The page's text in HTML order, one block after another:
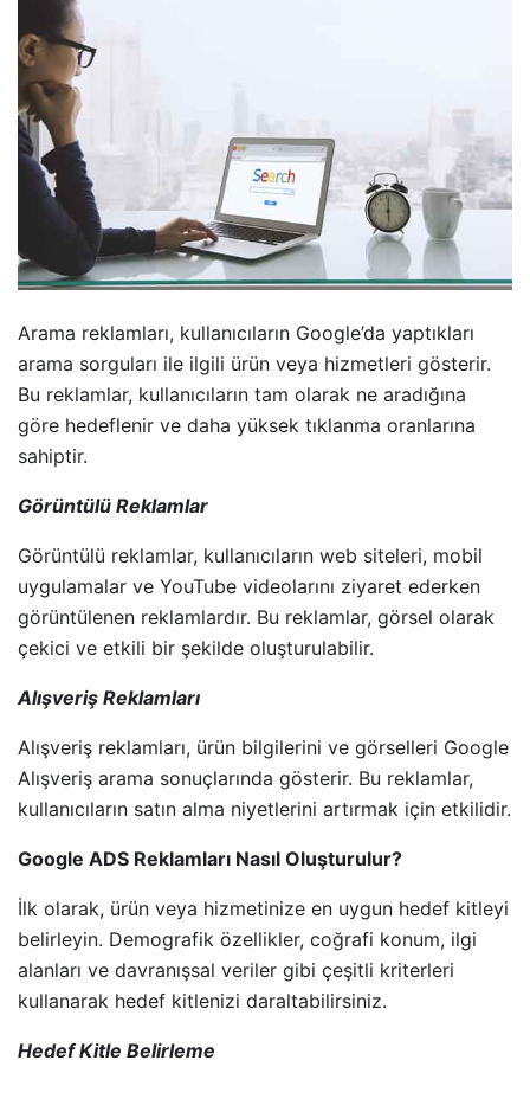
Arama reklamları, kullanıcıların Google’da yaptıkları
arama sorguları ile ilgili ürün veya hizmetleri gösterir.
Bu reklamlar, kullanıcıların tam olarak ne aradığına
göre hedeflenir ve daha yüksek tıklanma oranlarına
sahiptir.
Görüntülü Reklamlar
Görüntülü reklamlar, kullanıcıların web siteleri, mobil
uygulamalar ve YouTube videolarını ziyaret ederken
görüntülenen reklamlardır. Bu reklamlar, görsel olarak
çekici ve etkili bir şekilde oluşturulabilir.
Alışveriş Reklamları
Alışveriş reklamları, ürün bilgilerini ve görselleri Google
Alışveriş arama sonuçlarında gösterir. Bu reklamlar,
kullanıcıların satın alma niyetlerini artırmak için etkilidir.
Google ADS Reklamları Nasıl Oluşturulur?
İlk olarak, ürün veya hizmetinize en uygun hedef kitleyi
belirleyin. Demografik özellikler, coğrafi konum, ilgi
alanları ve davranışsal veriler gibi çeşitli kriterleri
kullanarak hedef kitlenizi daraltabilirsiniz.
Hedef Kitle Belirleme